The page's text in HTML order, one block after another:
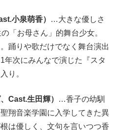
小泉萌香）
…大きな優しさ
「お母さん」的舞台少女。
踊りや歌だけでなく舞台演出
年次にみんなで演じた『スタ
り。
Cast.生田輝）
…香子の幼馴
翔音楽学園に入学してきた異
は優しく、文句を言いつつ香